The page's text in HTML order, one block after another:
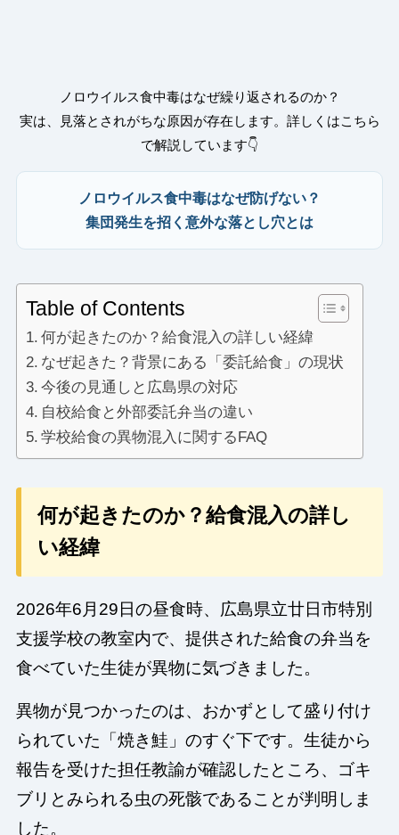
ノロウイルス食中毒はなぜ繰り返されるのか？
実は、見落とされがちな原因が存在します。詳しくはこちら
で解説しています👇
ノロウイルス食中毒はなぜ防げない？
集団発生を招く意外な落とし穴とは
Table of Contents
何が起きたのか？給食混入の詳しい経緯
なぜ起きた？背景にある「委託給食」の現状
今後の見通しと広島県の対応
自校給食と外部委託弁当の違い
学校給食の異物混入に関するFAQ
何が起きたのか？給食混入の詳し
い経緯
2026年6月29日の昼食時、広島県立廿日市特別
支援学校の教室内で、提供された給食の弁当を
食べていた生徒が異物に気づきました。
異物が見つかったのは、おかずとして盛り付け
られていた「焼き鮭」のすぐ下です。生徒から
報告を受けた担任教諭が確認したところ、ゴキ
ブリとみられる虫の死骸であることが判明しま
した。